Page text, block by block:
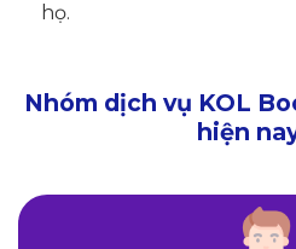
họ.
Nhóm dịch vụ KOL
hiện